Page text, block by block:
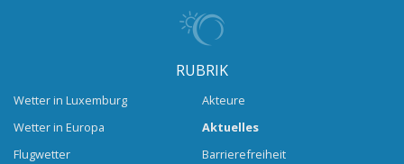
RUBRIK
Wetter in Luxemburg
Wetter in Europa
Flugwetter
Akteure
Aktuelles
Barrierefreiheit